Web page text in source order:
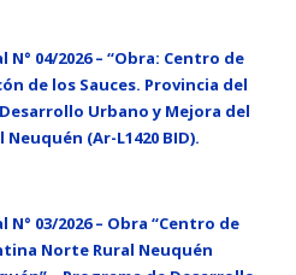
04/2026 – “Obra: Centro de
de los Sauces. Provincia del
Urbano y Mejora del
(Ar-L1420 BID).
03/2026 – Obra “Centro de
Norte Rural Neuquén